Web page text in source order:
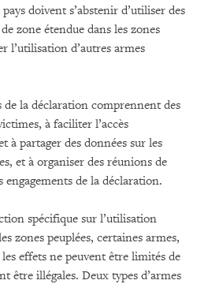
doivent s’abstenir d’utiliser des
zone étendue dans les zones
l’utilisation d’autres armes
de la déclaration comprennent des
à faciliter l’accès
à partager des données sur les
et à organiser des réunions de
de la déclaration.
spécifique sur l’utilisation
zones peuplées, certaines armes,
effets ne peuvent être limités de
être illégales. Deux types d’armes